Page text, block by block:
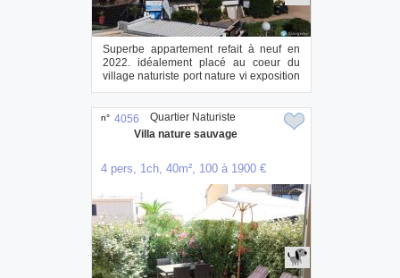
Superbe appartement refait à neuf en
2022. idéalement placé au coeur du
village naturiste port nature vi exposition
sud ...
n° 4056
Villa nature sauvage
4 pers, 1ch, 40m², 100 à 1900 €
Quartier Naturiste